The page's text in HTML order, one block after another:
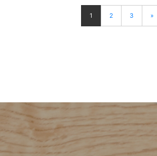
1 2 3 »